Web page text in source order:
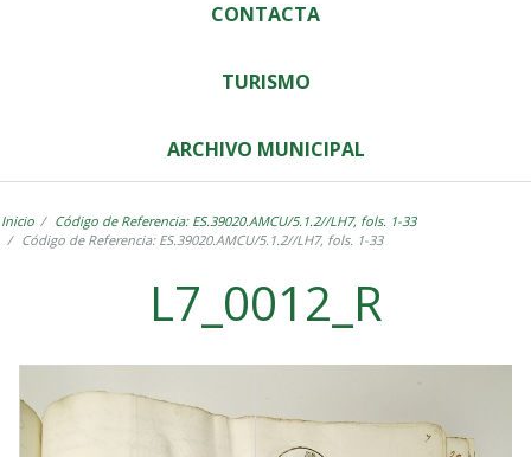
CONTACTA
TURISMO
ARCHIVO MUNICIPAL
Inicio
Código de Referencia: ES.39020.AMCU/5.1.2//LH7, fols. 1-33
Código de Referencia: ES.39020.AMCU/5.1.2//LH7, fols. 1-33
L7_0012_R